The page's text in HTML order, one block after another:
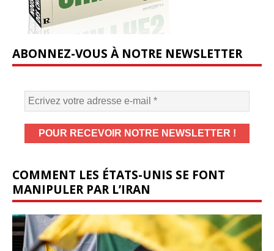
ABONNEZ-VOUS À NOTRE NEWSLETTER
COMMENT LES ÉTATS-UNIS SE FONT
MANIPULER PAR L’IRAN